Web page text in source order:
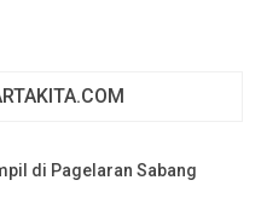
di Pagelaran Sabang